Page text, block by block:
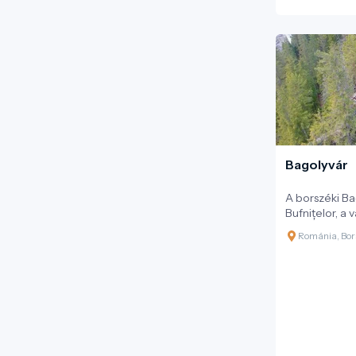
Bagolyvár
A borszéki
Bufnițelor, a
Románia,